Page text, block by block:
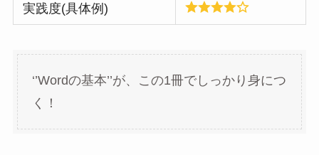
実践度(具体例)
‘’Wordの基本’’が、この1冊でしっかり身につ
く！